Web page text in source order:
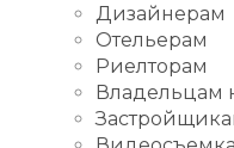
Дизайнерам
Отельерам
Риелторам
Владельцам